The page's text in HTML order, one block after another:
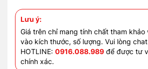
Lưu ý:
Giá trên chỉ mang tính chất tham khảo
vào kích thước, số lượng. Vui lòng
HOTLINE: 0916.088.989 để được tư
chính xác.